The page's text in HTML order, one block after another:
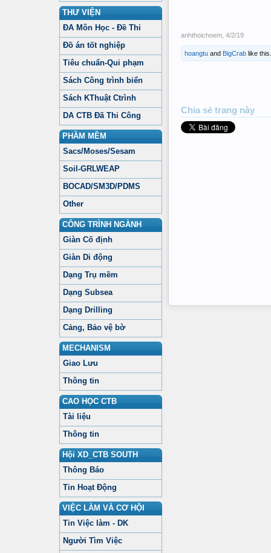
THƯ VIỆN
ĐA Môn Học - Đề Thi
Đồ án tốt nghiệp
Tiêu chuẩn-Qui phạm
Sách Công trình biển
Sách KThuật Ctrình
DA CTB Đã Thi Công
PHẦM MỀM
Sacs/Moses/Sesam
Soil-GRLWEAP
BOCAD/SM3D/PDMS
Other
CÔNG TRÌNH NGÀNH
Giàn Cố định
Giàn Di động
Dạng Trụ mềm
Dạng Subsea
Dạng Drilling
Cảng, Bảo vệ bờ
MECHANISM
Giao Lưu
Thông tin
CAO HỌC CTB
Tài liệu
Thông tin
Hội XD_CTB SOUTH
Thông Báo
Tin Hoạt Động
VIỆC LÀM VÀ CƠ HỘI
Tin Việc làm - DK
Người Tìm Việc
anhthoichoem 4/2/19
hoangtu and BigCrab like this.
Chia sẻ trang này